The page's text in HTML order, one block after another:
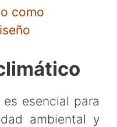
como
esencial para
ambiental y